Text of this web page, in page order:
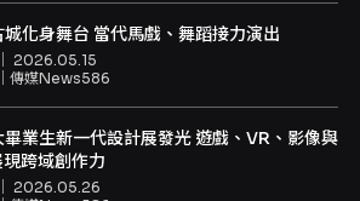
遺構與古城化身舞台 當代馬戲、舞蹈接力演出
2026.05.15
傳媒News586
新一代設計展發光 遊戲、VR、影像與
跨域創作力
2026.05.26